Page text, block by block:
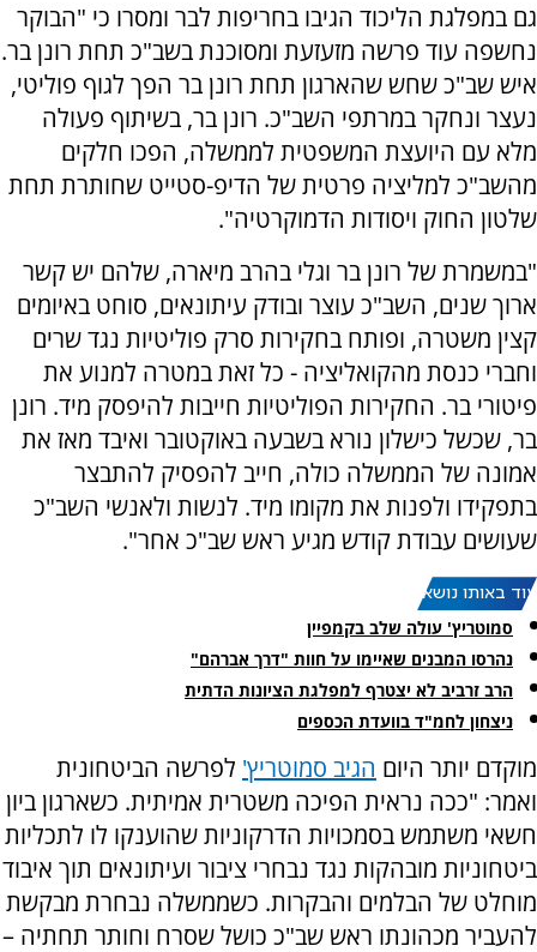
גם במפלגת הליכוד הגיבו בחריפות לבר ומסרו כי "הבוקר
נחשפה עוד פרשה מזעזעת ומסוכנת בשב"כ תחת רונן בר.
איש שב"כ שחש שהארגון תחת רונן בר הפך לגוף פוליטי,
נעצר ונחקר במרתפי השב"כ. רונן בר, בשיתוף פעולה
מלא עם היועצת המשפטית לממשלה, הפכו חלקים
מהשב"כ למליציה פרטית של הדיפ-סטייט שחותרת תחת
שלטון החוק ויסודות הדמוקרטיה".
"במשמרת של רונן בר וגלי בהרב מיארה, שלהם יש קשר
ארוך שנים, השב"כ עוצר ובודק עיתונאים, סוחט באיומים
קצין משטרה, ופותח בחקירות סרק פוליטיות נגד שרים
וחברי כנסת מהקואליציה - כל זאת במטרה למנוע את
פיטורי בר. החקירות הפוליטיות חייבות להיפסק מיד. רונן
בר, שכשל כישלון נורא בשבעה באוקטובר ואיבד מאז את
אמונה של הממשלה כולה, חייב להפסיק להתבצר
בתפקידו ולפנות את מקומו מיד. לנשות ולאנשי השב"כ
שעושים עבודת קודש מגיע ראש שב"כ אחר".
עוד באותו נושא:
סמוטריץ' עולה שלב בקמפיין
נהרסו המבנים שאיימו על חוות "דרך אברהם"
הרב זרביב לא יצטרף למפלגת הציונות הדתית
ניצחון לחמ"ד בוועדת הכספים
מוקדם יותר היום הגיב סמוטריץ' לפרשה הביטחונית
ואמר: "ככה נראית הפיכה משטרית אמיתית. כשארגון ביון
חשאי משתמש בסמכויות הדרקוניות שהוענקו לו לתכליות
ביטחוניות מובהקות נגד נבחרי ציבור ועיתונאים תוך איבוד
מוחלט של הבלמים והבקרות. כשממשלה נבחרת מבקשת
להעביר מכהונתו ראש שב"כ כושל שסרח וחותר תחתיה –